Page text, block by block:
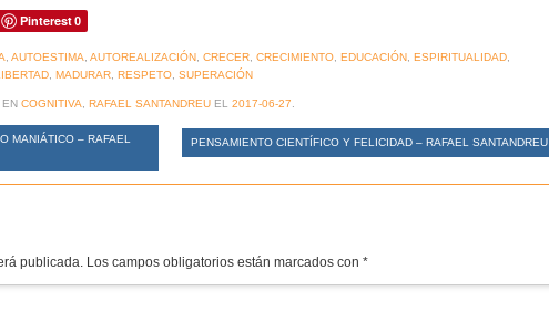
Pinterest0
AUTOESTIMA AUTOREALIZACIÓN CRECER CRECIMIENTO EDUCACIÓN ESPIRITUALIDAD
MADURAR RESPETO SUPERACIÓN
EN COGNITIVA RAFAEL SANTANDREU EL 2017-06-27
MANIÁTICO – RAFAEL
PENSAMIENTO CIENTÍFICO Y FELICIDAD – RAFAEL SANTANDREU
publicada. Los campos obligatorios están marcados con *